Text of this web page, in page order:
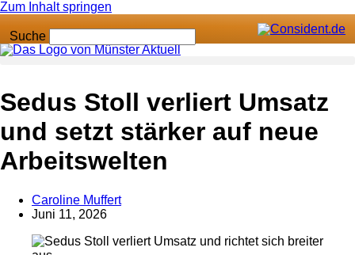
Zum Inhalt springen
Suche
Anzeige
Sedus Stoll verliert Umsatz
und setzt stärker auf neue
Arbeitswelten
Caroline Muffert
Juni 11, 2026